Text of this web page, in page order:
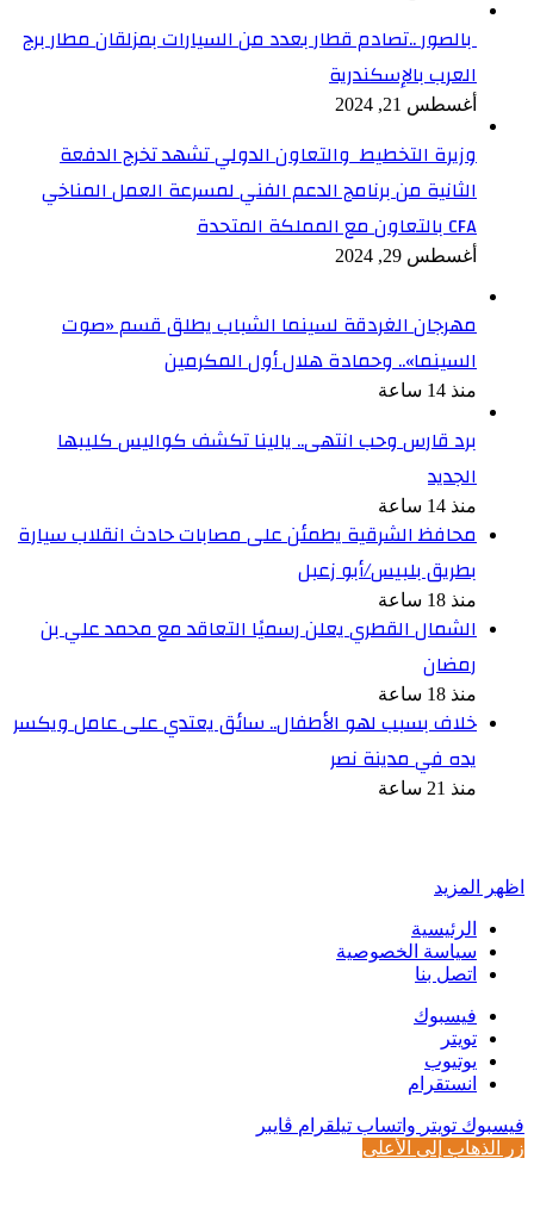
بالصور ..تصادم قطار بعدد من السيارات بمزلقان مطار برج
العرب بالإسكندرية
أغسطس 21, 2024
وزيرة التخطيط والتعاون الدولي تشهد تخرج الدفعة
الثانية من برنامج الدعم الفني لمسرعة العمل المناخي
CFA بالتعاون مع المملكة المتحدة
أغسطس 29, 2024
مهرجان الغردقة لسينما الشباب يطلق قسم «صوت
السينما».. وحمادة هلال أول المكرمين
منذ 14 ساعة
برد قارس وحب انتهى.. يالينا تكشف كواليس كليبها
الجديد
منذ 14 ساعة
محافظ الشرقية يطمئن على مصابات حادث انقلاب سيارة
بطريق بلبيس/أبو زعبل
منذ 18 ساعة
الشمال القطري يعلن رسميًا التعاقد مع محمد علي بن
رمضان
منذ 18 ساعة
خلاف بسبب لهو الأطفال.. سائق يعتدي على عامل ويكسر
يده في مدينة نصر
منذ 21 ساعة
اظهر المزيد
الرئيسية
سياسة الخصوصية
اتصل بنا
فيسبوك
تويتر
يوتيوب
انستقرام
فيسبوك تويتر واتساب تيلقرام ڤايبر
زر الذهاب إلى الأعلى